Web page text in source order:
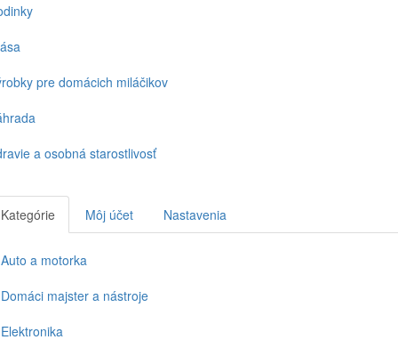
pre domácich miláčikov
a osobná starostlivosť
Kategórie Môj účet Nastavenia
Auto a motorka
Domáci majster a nástroje
Elektronika